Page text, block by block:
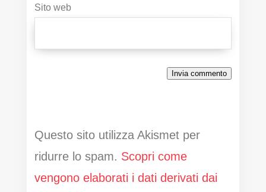
Sito web
Invia commento
Questo sito utilizza Akismet per
ridurre lo spam. Scopri come
vengono elaborati i dati derivati dai